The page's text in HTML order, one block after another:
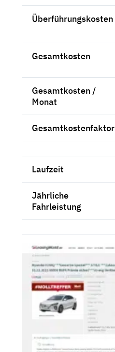
Überführungskosten
Gesamtkosten
Gesamtkosten /
Monat
Gesamtkostenfaktor
Laufzeit
Jährliche
Fahrleistung